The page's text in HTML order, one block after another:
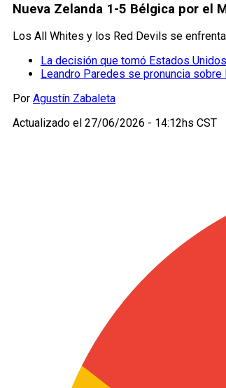
Nueva Zelanda 1-5 Bélgica por el
Los All Whites y los Red Devils se
La decisión que tomó Estados
Leandro Paredes se pronuncia
Por Agustín Zabaleta
Actualizado el 27/06/2026 - 14:12hs CST